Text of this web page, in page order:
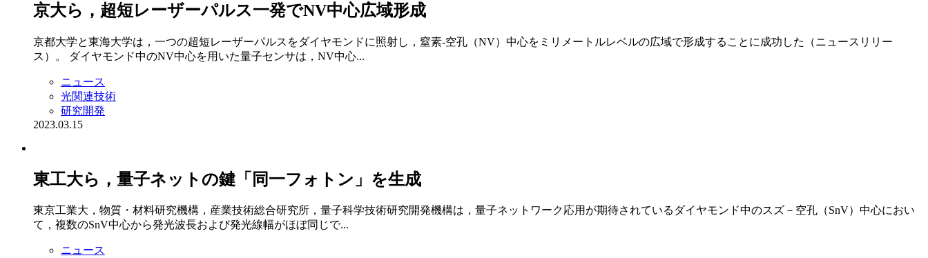
京大ら，超短レーザーパルス一発でNV中心広域形成
京都大学と東海大学は，一つの超短レーザーパルスをダイヤモンドに照射し，窒素-空孔（NV）中心をミリメートルレベルの広域で形成することに成功した（ニュースリリー
ス）。 ダイヤモンド中のNV中心を用いた量子センサは，NV中心...
ニュース
光関連技術
研究開発
2023.03.15
東工大ら，量子ネットの鍵「同一フォトン」を生成
東京工業大，物質・材料研究機構，産業技術総合研究所，量子科学技術研究開発機構は，量子ネットワーク応用が期待されているダイヤモンド中のスズ－空孔（SnV）中心におい
て，複数のSnV中心から発光波長および発光線幅がほぼ同じで...
ニュース